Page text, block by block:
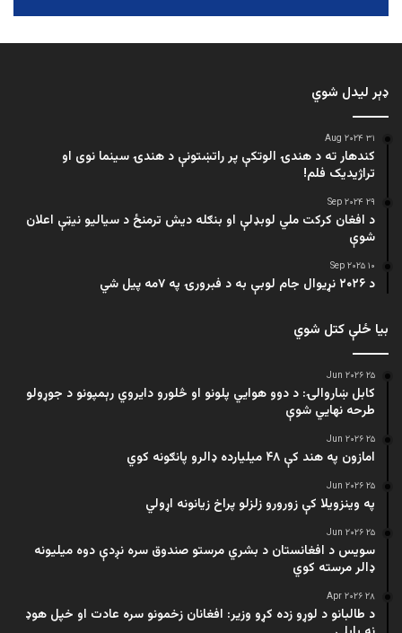
ډېر لیدل شوي
۳۱ Aug ۲۰۲۴
کندهار ته د هندۍ الوتکې پر راتښتونې د هندۍ سینما نوی او
تراژيديک فلم!
۲۹ Sep ۲۰۲۴
د افغان کرکت ملي لوبډلې او بنګله دیش ترمنځ د سیالیو نیټې اعلان
شوې
۱۰ Sep ۲۰۲۵
د ۲۰۲۶ نړیوال جام لوبې به د فبرورۍ په ۷مه پیل شي
بیا ځلې کتل شوي
۲۵ Jun ۲۰۲۶
کابل ښاروالۍ: د دوو هوايي پلونو او څلورو دایروي رېمپونو د جوړولو
طرحه نهایي شوې
۲۵ Jun ۲۰۲۶
امازون په هند کې ۴۸ میلیارده ډالرو پانګونه کوي
۲۵ Jun ۲۰۲۶
په وینزویلا کې زورورو زلزلو پراخ زیانونه اړولي
۲۵ Jun ۲۰۲۶
سویس د افغانستان د بشري مرستو صندوق سره نږدې دوه میلیونه
ډالر مرسته کوي
۲۸ Apr ۲۰۲۶
د طالبانو د لوړو زده کړو وزیر: افغانان زخمونو سره عادت او خپل هوډ